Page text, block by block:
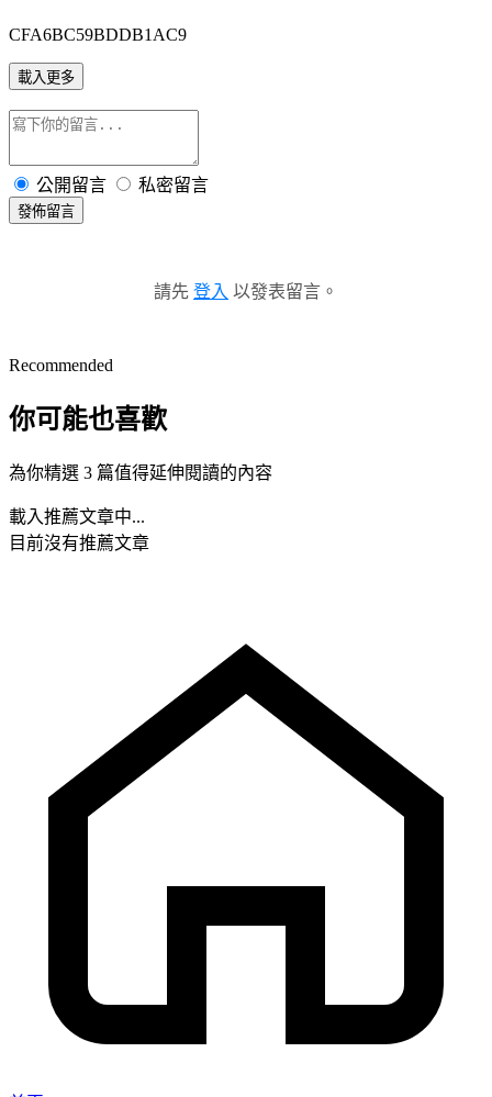
CFA6BC59BDDB1AC9
載入更多
公開留言 私密留言
發佈留言
請先 登入 以發表留言。
Recommended
你可能也喜歡
為你精選 3 篇值得延伸閱讀的內容
載入推薦文章中...
目前沒有推薦文章